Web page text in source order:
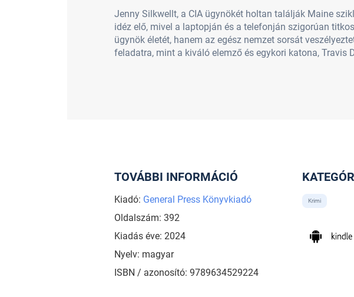
Jenny Silkwellt, a CIA ügynökét holtan találják Maine
idéz elő, mivel a laptopján és a telefonján szigorúan
ügynök életét, hanem az egész nemzet sorsát
feladatra, mint a kiváló elemző és egykori katona, Travis
TOVÁBBI INFORMÁCIÓ
Kiadó: General Press Könyvkiadó
Oldalszám: 392
Kiadás éve: 2024
Nyelv: magyar
ISBN / azonosító: 9789634529224
Krimi